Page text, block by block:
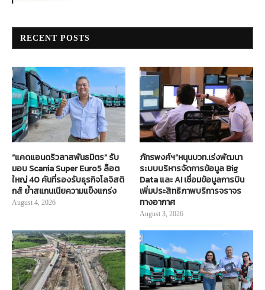
RECENT POSTS
“แคดแอนดริวลาสพันธมิตร” รับ
มอบ Scania Super Euro5 ล็อต
ใหญ่ 40 คันที่รองรับธุรกิจโลจิสติ
กส์ ย้ำสแกนเนียความแข็งแกร่ง
August 4, 2026
ภัทรพงศ์ฯ”หนุนบวท.เร่งพัฒนา
ระบบบริหารจัดการข้อมูล Big
Data และ AI เชื่อมข้อมูลการบิน
เพิ่มประสิทธิภาพบริการจราจร
ทางอากาศ
August 3, 2026